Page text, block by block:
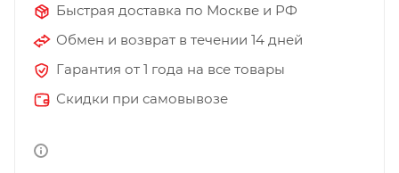
Быстрая доставка по Москве и РФ
Обмен и возврат в течении 14 дней
Гарантия от 1 года на все товары
Скидки при самовывозе